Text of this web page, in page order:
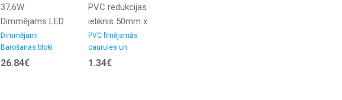
37,6W
Dimmējams LED
Barošanas
bloks CC TRIAC
LED Paneļiem
Dimmējami
Barošanas bloki
26.84€
PVC redukcijas
ieliknis 50mm x
40mm
PVC līmējamās
caurules un
veidgabali>>PVC
1.34€